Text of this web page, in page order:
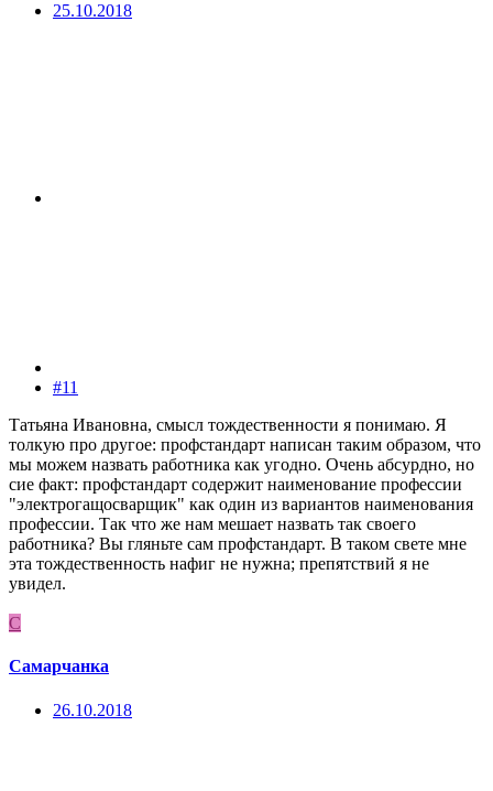
25.10.2018
#11
Татьяна Ивановна, смысл тождественности я понимаю. Я
толкую про другое: профстандарт написан таким образом, что
мы можем назвать работника как угодно. Очень абсурдно, но
сие факт: профстандарт содержит наименование профессии
"электрогащосварщик" как один из вариантов наименования
профессии. Так что же нам мешает назвать так своего
работника? Вы гляньте сам профстандарт. В таком свете мне
эта тождественность нафиг не нужна; препятствий я не
увидел.
С
Самарчанка
26.10.2018